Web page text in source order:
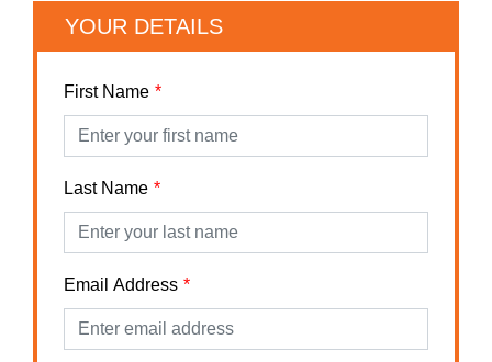
YOUR DETAILS
First Name
Last Name
Email Address